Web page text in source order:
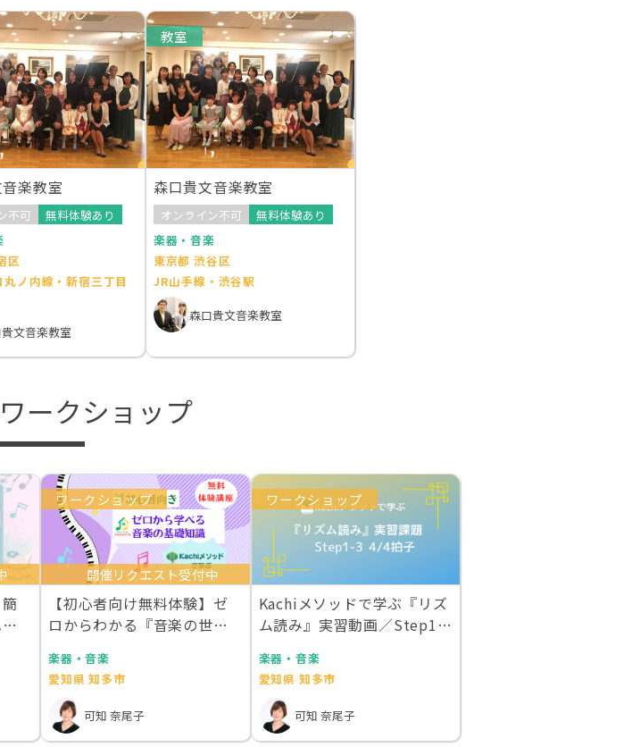
楽教室
不可
無料体験あり
区
丸ノ内線・新宿三丁目
文音楽教室
教室
森口貴文音楽教室
オンライン不可
無料体験あり
楽器・音楽
東京都 渋谷区
JR山手線・渋谷駅
森口貴文音楽教室
ークショップ
ワークショップ
開催リクエスト受付中
【初心者向け無料体験】ゼ
ロからわかる『音楽の世界
楽器・音楽
愛知県 知多市
可知 奈尾子
ワークショップ
Kachiメソッドで学ぶ『リズ
ム読み』実習動画／Step1-3
楽器・音楽
愛知県 知多市
可知 奈尾子